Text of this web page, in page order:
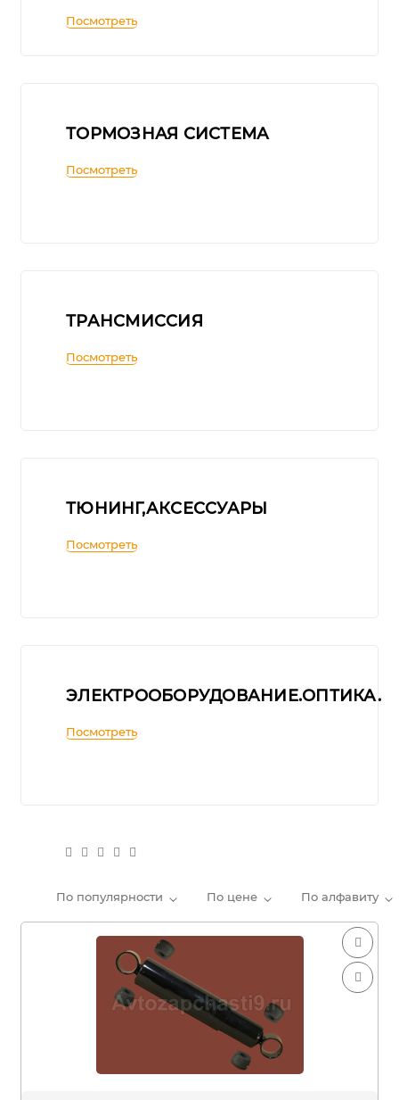
Посмотреть
ТОРМОЗНАЯ СИСТЕМА
Посмотреть
ТРАНСМИССИЯ
Посмотреть
ТЮНИНГ,АКСЕССУАРЫ
Посмотреть
ЭЛЕКТРООБОРУДОВАНИЕ.ОПТИКА.
Посмотреть
По популярности По цене По алфавиту